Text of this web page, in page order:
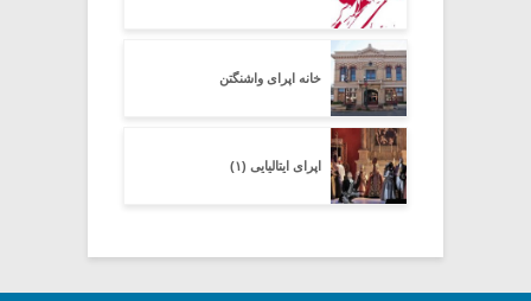
خانه اپرای واشنگتن
اپرای ایتالیایی (۱)